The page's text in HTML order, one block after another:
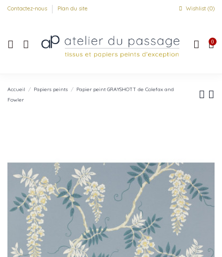
Contactez-nous Plan du site Wishlist (0)
0
Accueil Papiers peints
Papier peint GRAYSHOTT de Colefax and
Fowler